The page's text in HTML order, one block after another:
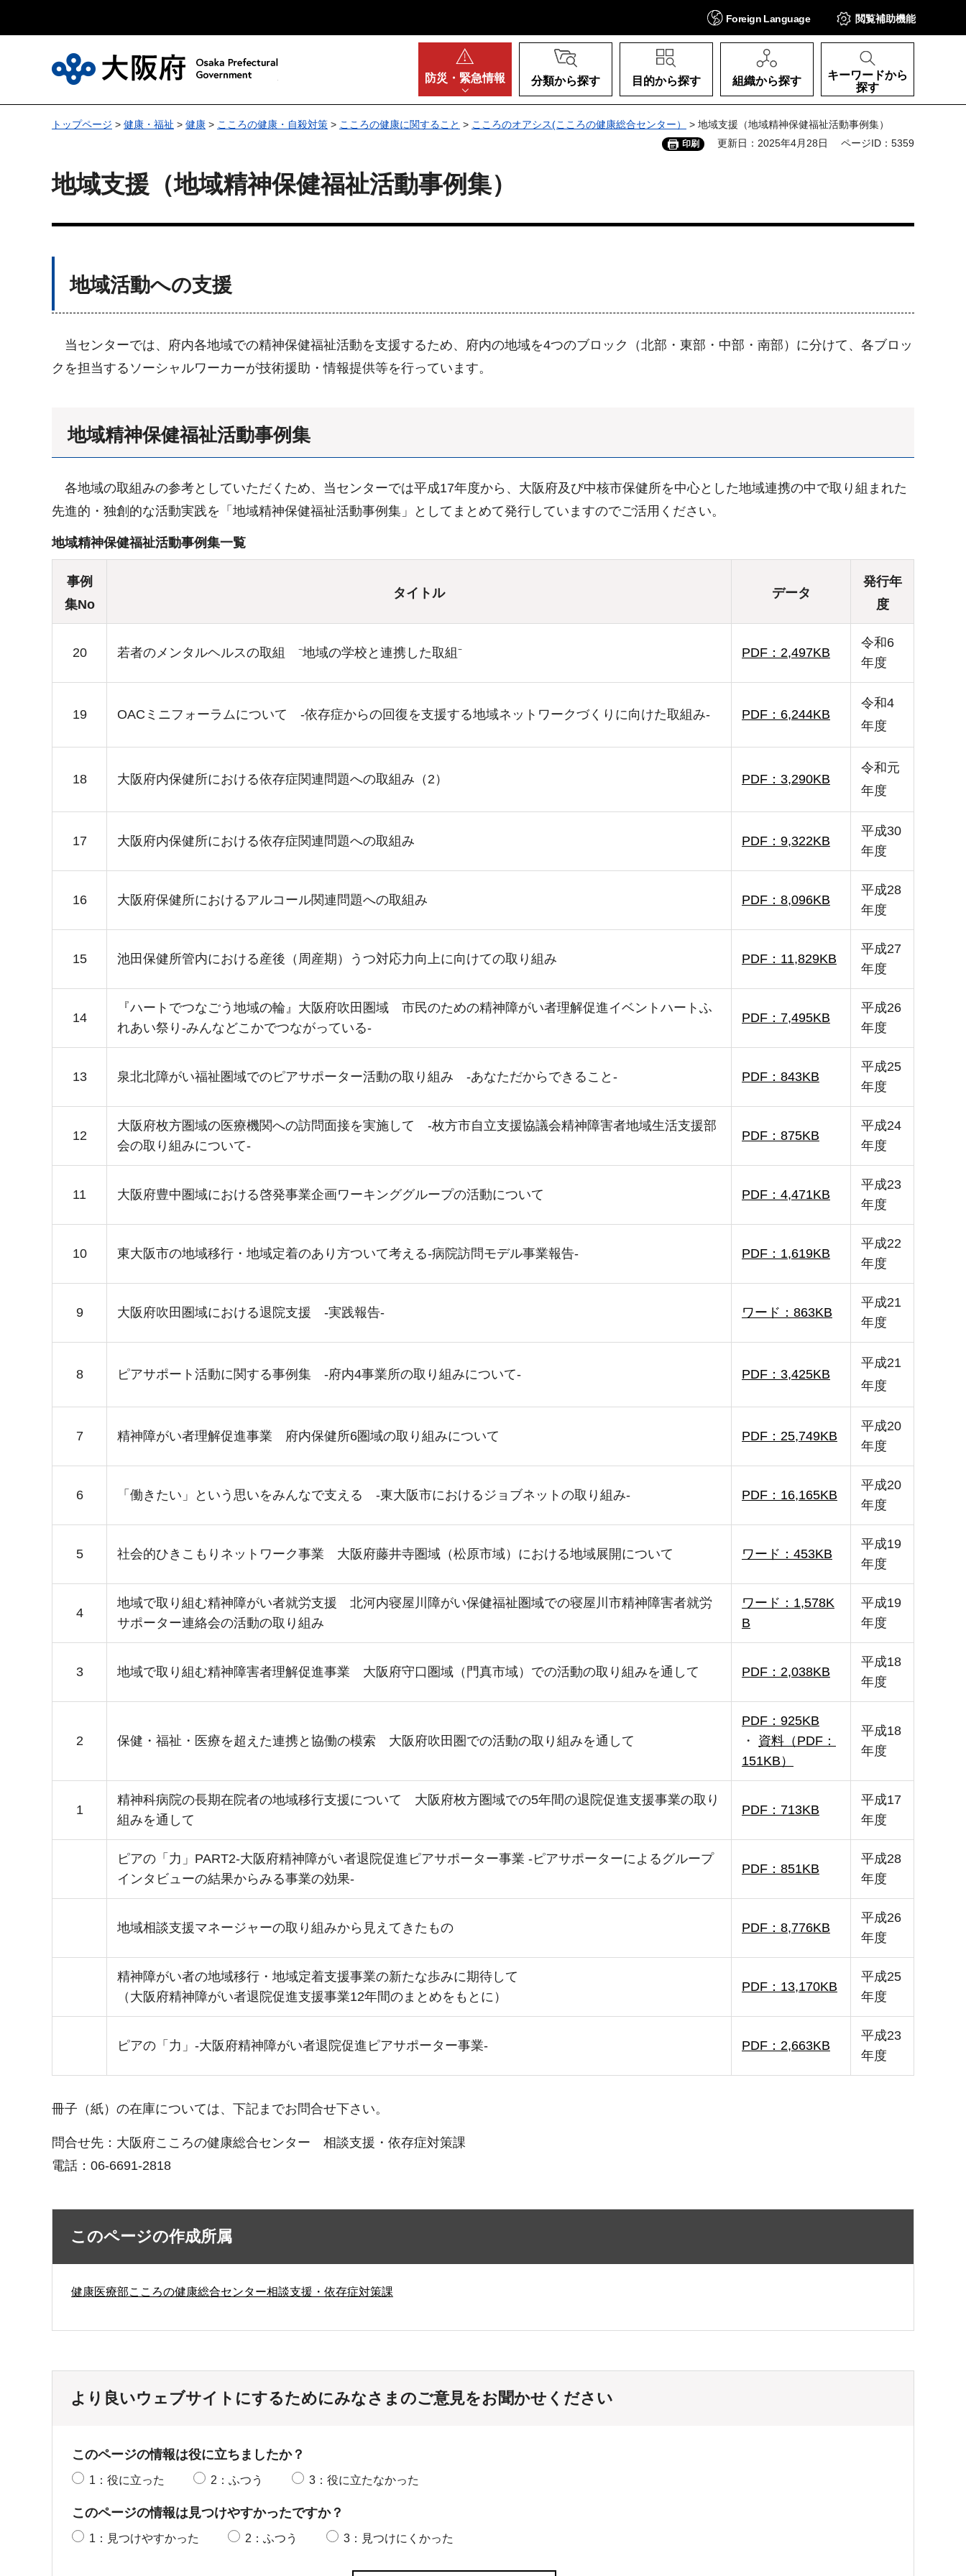
Foreign Language 閲覧補助機能
防災・ 緊急情報 分類から探す 目的から探す 組織から探す
キーワードから
探す
トップページ > 健康・福祉 > 健康 > こころの健康・自殺対策 > こころの健康に関すること > こころのオアシス(こころの健康総合センター） > 地域支援（地域精神保健福祉活動事例集）
印刷 更新日：2025年4月28日 ページID：5359
地域支援（地域精神保健福祉活動事例集）
地域活動への支援
当センターでは、府内各地域での精神保健福祉活動を支援するため、府内の地域を4つのブロック（北部・東部・中部・南部）に分けて、各ブロッ
クを担当するソーシャルワーカーが技術援助・情報提供等を行っています。
地域精神保健福祉活動事例集
各地域の取組みの参考としていただくため、当センターでは平成17年度から、大阪府及び中核市保健所を中心とした地域連携の中で取り組まれた
先進的・独創的な活動実践を「地域精神保健福祉活動事例集」としてまとめて発行していますのでご活用ください。
地域精神保健福祉活動事例集一覧
事例
集No
タイトル データ
発行年
度
20 若者のメンタルヘルスの取組 ⁻地域の学校と連携した取組⁻ PDF：2,497KB
令和6
年度
19 OACミニフォーラムについて -依存症からの回復を支援する地域ネットワークづくりに向けた取組み- PDF：6,244KB
令和4
年度
18 大阪府内保健所における依存症関連問題への取組み（2） PDF：3,290KB
令和元
年度
17 大阪府内保健所における依存症関連問題への取組み PDF：9,322KB
平成30
年度
16 大阪府保健所におけるアルコール関連問題への取組み PDF：8,096KB
平成28
年度
15 池田保健所管内における産後（周産期）うつ対応力向上に向けての取り組み PDF：11,829KB
平成27
年度
14
『ハートでつなごう地域の輪』大阪府吹田圏域 市民のための精神障がい者理解促進イベントハートふ
れあい祭り-みんなどこかでつながっている-
PDF：7,495KB
平成26
年度
13 泉北北障がい福祉圏域でのピアサポーター活動の取り組み -あなただからできること- PDF：843KB
平成25
年度
12
大阪府枚方圏域の医療機関への訪問面接を実施して -枚方市自立支援協議会精神障害者地域生活支援部
会の取り組みについて-
PDF：875KB
平成24
年度
11 大阪府豊中圏域における啓発事業企画ワーキンググループの活動について PDF：4,471KB
平成23
年度
10 東大阪市の地域移行・地域定着のあり方ついて考える-病院訪問モデル事業報告- PDF：1,619KB
平成22
年度
9 大阪府吹田圏域における退院支援 -実践報告- ワード：863KB
平成21
年度
8 ピアサポート活動に関する事例集 -府内4事業所の取り組みについて- PDF：3,425KB
平成21
年度
7 精神障がい者理解促進事業 府内保健所6圏域の取り組みについて PDF：25,749KB
平成20
年度
6 「働きたい」という思いをみんなで支える -東大阪市におけるジョブネットの取り組み- PDF：16,165KB
平成20
年度
5 社会的ひきこもりネットワーク事業 大阪府藤井寺圏域（松原市域）における地域展開について ワード：453KB
平成19
年度
4
地域で取り組む精神障がい者就労支援 北河内寝屋川障がい保健福祉圏域での寝屋川市精神障害者就労
サポーター連絡会の活動の取り組み
ワード：1,578K
B
平成19
年度
3 地域で取り組む精神障害者理解促進事業 大阪府守口圏域（門真市域）での活動の取り組みを通して PDF：2,038KB
平成18
年度
2 保健・福祉・医療を超えた連携と協働の模索 大阪府吹田圏での活動の取り組みを通して
PDF：925KB
・ 資料（PDF：
151KB）
平成18
年度
1
精神科病院の長期在院者の地域移行支援について 大阪府枚方圏域での5年間の退院促進支援事業の取り
組みを通して
PDF：713KB
平成17
年度
ピアの「力」PART2-大阪府精神障がい者退院促進ピアサポーター事業 -ピアサポーターによるグループ
インタビューの結果からみる事業の効果-
PDF：851KB
平成28
年度
地域相談支援マネージャーの取り組みから見えてきたもの PDF：8,776KB
平成26
年度
精神障がい者の地域移行・地域定着支援事業の新たな歩みに期待して
（大阪府精神障がい者退院促進支援事業12年間のまとめをもとに）
PDF：13,170KB
平成25
年度
ピアの「力」-大阪府精神障がい者退院促進ピアサポーター事業- PDF：2,663KB
平成23
年度
冊子（紙）の在庫については、下記までお問合せ下さい。
問合せ先：大阪府こころの健康総合センター 相談支援・依存症対策課
電話：06-6691-2818
このページの作成所属
健康医療部こころの健康総合センター相談支援・依存症対策課
より良いウェブサイトにするためにみなさまのご意見をお聞かせください
このページの情報は役に立ちましたか？
1：役に立った 2：ふつう 3：役に立たなかった
このページの情報は見つけやすかったですか？
1：見つけやすかった 2：ふつう 3：見つけにくかった